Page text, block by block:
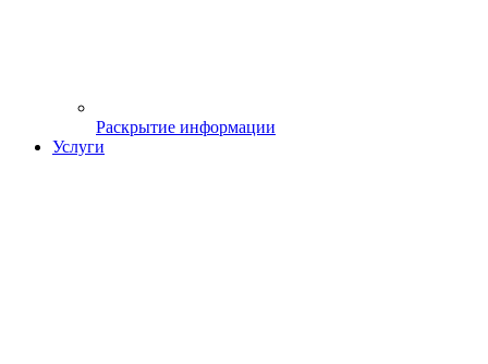
Раскрытие информации
Услуги